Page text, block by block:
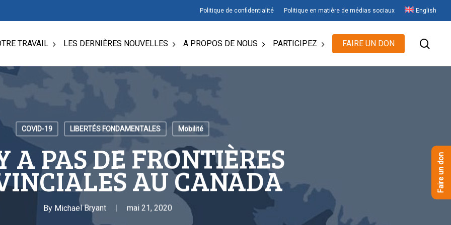
Politique de confidentialité Politique en matière de médias sociaux English
TRAVAIL LES DERNIÈRES NOUVELLES A PROPOS DE NOUS PARTICIPEZ FAIRE UN DON
COVID-19 LIBERTÉS FONDAMENTALES Mobilité
A PAS DE FRONTIÈRES
AU CANADA
By Michael Bryant mai 21, 2020
Faire un don